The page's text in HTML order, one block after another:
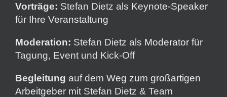
Vorträge: Stefan Dietz als Keynote-Speaker
für Ihre Veranstaltung
Moderation: Stefan Dietz als Moderator für
Tagung, Event und Kick-Off
Begleitung auf dem Weg zum großartigen
Arbeitgeber mit Stefan Dietz & Team